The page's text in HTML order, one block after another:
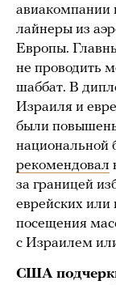
авиакомпании
лайнеры из
Европы.
не проводить
шаббат. В
Израиля и
были
национальной
рекомендовал
за границей
еврейских или
посещения
с Израилем
США